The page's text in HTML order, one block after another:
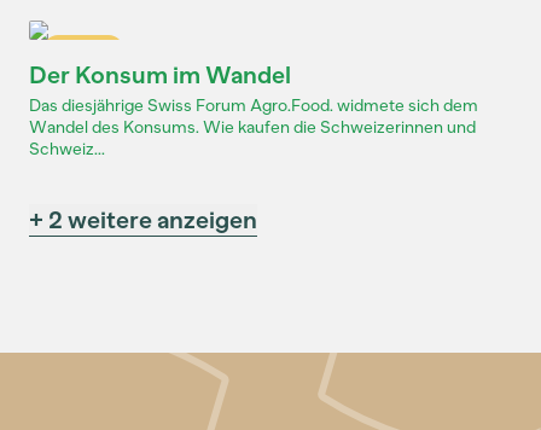
Der Konsum im Wandel
Das diesjährige Swiss Forum Agro.Food. widmete sich dem
Wandel des Konsums. Wie kaufen die Schweizerinnen und
Schweiz...
+ 2 weitere anzeigen